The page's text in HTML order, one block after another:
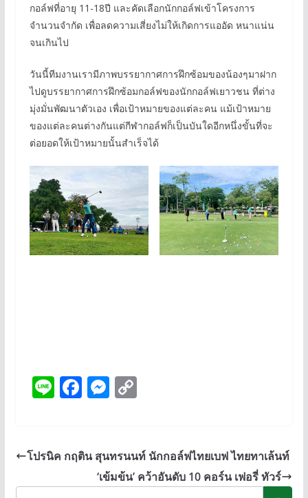
กอล์ฟที่อายุ 11-18ปี และคัดเลือกนักกอล์ฟเข้าโครงการ
จำนวนจำกัด เพื่อลดความเสี่ยงไม่ให้เกิดการแออัด หนาแน่น
จนเกินไป
วันนี้ทีมงานเรามีภาพบรรยากาศการฝึกซ้อมของน้องๆมาฝาก
ไปดูบรรยากาศการฝึกซ้อมกอล์ฟของนักกอล์ฟเยาวชน ที่ต่าง
มุ่งมั่นพัฒนาตัวเอง เพื่อเป้าหมายของแต่ละคน แม้เป้าหมาย
ของแต่ละคนต่างกันแต่กีฬากอล์ฟก็เป็นบันใดอีกหนึ่งขั้นที่จะ
ต่อยอดให้เป้าหมายนั้นสำเร็จได้
Li F
b
M
e
n
C
y
Li
โปรนิค กฤติน สุนทรนนท์ นักกอล์ฟไทยเบฟ ไทยทาเล้นท์
‘เข้มข้น’ คว้าอันดับ 10 คอร์น เฟอรี่ ทัวร์